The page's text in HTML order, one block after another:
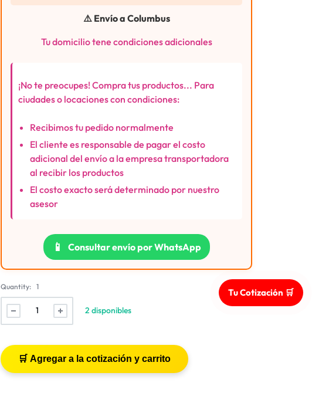
⚠️ Envío a Columbus
Tu domicilio tene condiciones adicionales
¡No te preocupes! Compra tus productos... Para
ciudades o locaciones con condiciones:
Recibimos tu pedido normalmente
El cliente es responsable de pagar el costo
adicional del envío a la empresa transportadora
al recibir los productos
El costo exacto será determinado por nuestro
asesor
📱 Consultar envío por WhatsApp
Quantity: 1
2 disponibles
Tu Cotización 🛒